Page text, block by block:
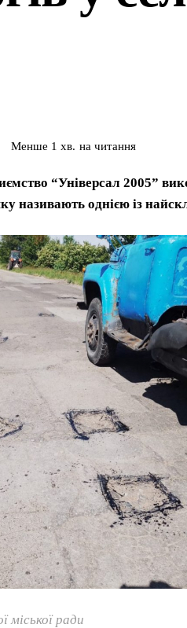
Менше 1 хв. на читання
“Універсал 2005”
називають однією із
міської ради